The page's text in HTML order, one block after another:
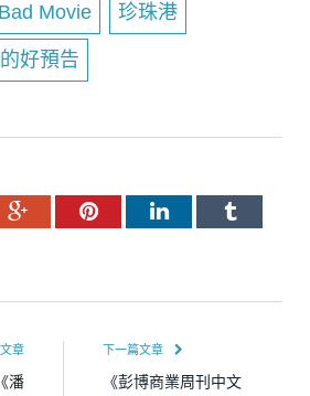
Movie 珍珠港
好預告
Google+PinterestLinkedInTumblr
章
潘
下一篇文章
《彭博商業周刊中文